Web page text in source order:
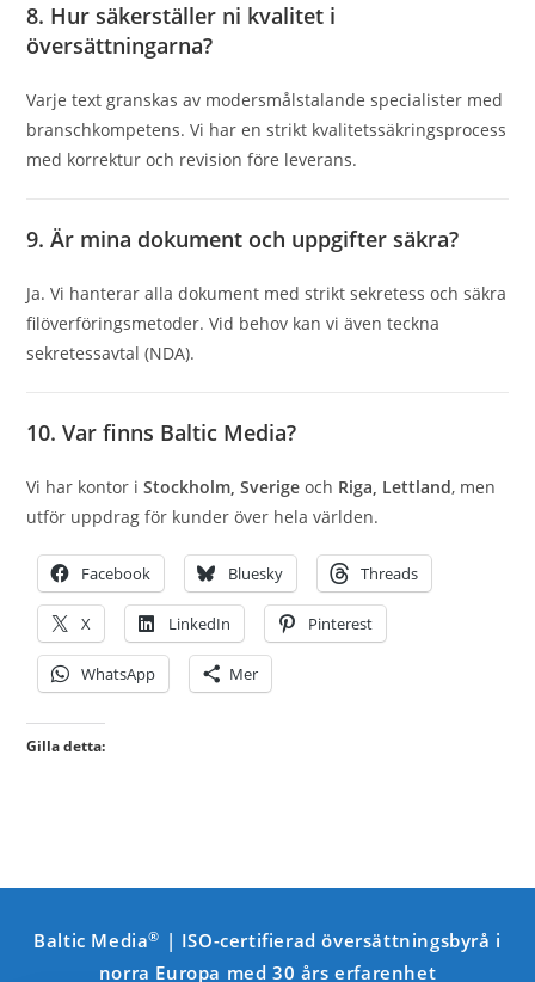
8. Hur säkerställer ni kvalitet i
översättningarna?
Varje text granskas av modersmålstalande specialister med
branschkompetens. Vi har en strikt kvalitetssäkringsprocess
med korrektur och revision före leverans.
9. Är mina dokument och uppgifter säkra?
Ja. Vi hanterar alla dokument med strikt sekretess och säkra
filöverföringsmetoder. Vid behov kan vi även teckna
sekretessavtal (NDA).
10. Var finns Baltic Media?
Vi har kontor iStockholm, Sverige och Riga, Lettland, men
utför uppdrag för kunder över hela världen.
Facebook Bluesky Threads
X LinkedIn Pinterest
WhatsApp Mer
Gilla detta:
Baltic Media® | ISO-certifierad översättningsbyrå i
norra Europa med 30 års erfarenhet